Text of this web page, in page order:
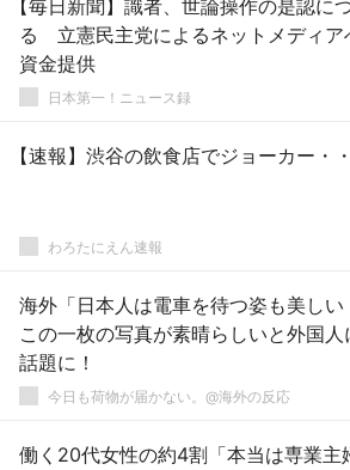
【毎日新聞】識者、世論操作の是認に
る 立憲民主党によるネットメディア
資金提供
日本第一！ニュース録
【速報】渋谷の飲食店でジョーカー・
わろたにえん速報
海外「日本人は電車を待つ姿も美しい
この一枚の写真が素晴らしいと外国人
話題に！
今日も荷物が届かない。@海外の反応
働く20代女性の約4割「本当は専業主